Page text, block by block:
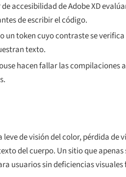
accesibilidad de Adobe XD
de escribir el código.
token cuyo contraste se verifica
texto.
hacen fallar las compilaciones
de visión del color, pérdida de
del cuerpo. Un sitio queapenas
usuarios sin deficiencias visuales